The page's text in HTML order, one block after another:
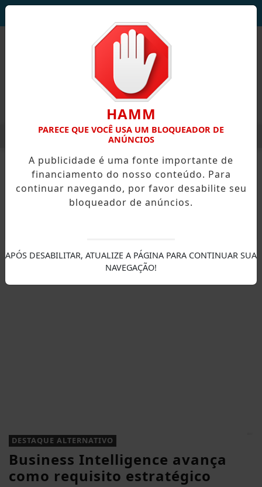
E ALCANÇA MELHOR RESULTADO NO IDEB DOS ANOS
EM ALTA
MENU
DESTAQUE ALTERNATIVO
Business Intelligence avança
como requisito estratégico
HAMM
PARECE QUE VOCÊ USA UM BLOQUEADOR DE
ANÚNCIOS
A publicidade é uma fonte importante de
financiamento do nosso conteúdo. Para
continuar navegando, por favor desabilite seu
bloqueador de anúncios.
APÓS DESABILITAR, ATUALIZE A PÁGINA PARA CONTINUAR SUA
NAVEGAÇÃO!